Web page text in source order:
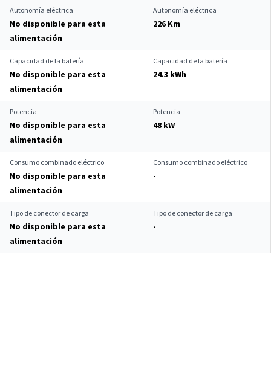
Autonomía eléctrica
No disponible para esta
alimentación
Autonomía eléctrica
226 Km
Capacidad de la batería
No disponible para esta
alimentación
Capacidad de la batería
24.3 kWh
Potencia
No disponible para esta
alimentación
Potencia
48 kW
Consumo combinado eléctrico
No disponible para esta
alimentación
Consumo combinado eléctrico
-
Tipo de conector de carga
No disponible para esta
alimentación
Tipo de conector de carga
-